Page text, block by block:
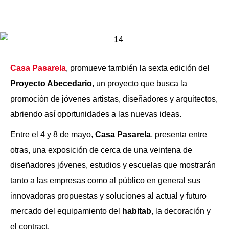
Casa Pasarela, promueve también la sexta edición del
Proyecto Abecedario, un proyecto que busca la
promoción de jóvenes artistas, diseñadores y arquitectos,
abriendo así oportunidades a las nuevas ideas.
Entre el 4 y 8 de mayo, Casa Pasarela, presenta entre
otras, una exposición de cerca de una veintena de
diseñadores jóvenes, estudios y escuelas que mostrarán
tanto a las empresas como al público en general sus
innovadoras propuestas y soluciones al actual y futuro
mercado del equipamiento del
habitab, la decoración y
el contract.